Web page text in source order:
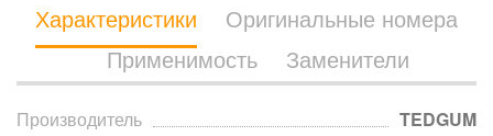
Характеристики
Оригинальные номера
Применимость
Заменители
Производитель
TEDGUM